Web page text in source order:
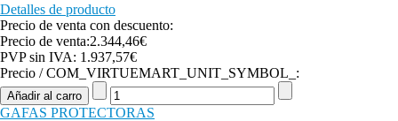
Detalles de producto
Precio de venta con descuento:
Precio de venta:2.344,46€
PVP sin IVA: 1.937,57€
Precio / COM_VIRTUEMART_UNIT_SYMBOL_:
GAFAS PROTECTORAS